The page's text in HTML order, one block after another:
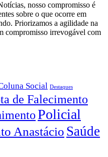
nosso compromisso é
sobre o que ocorre em
Priorizamos a agilidade na
compromisso irrevogável com
Social Destaques
de Falecimento
Policial
Anastácio Saúde